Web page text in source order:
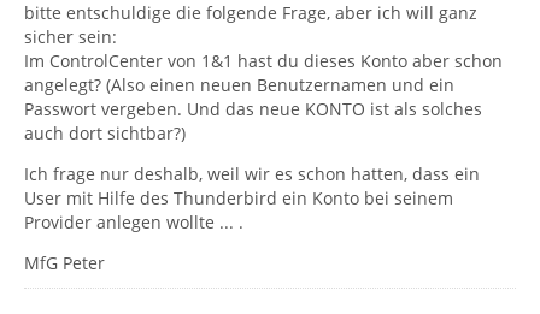
bitte entschuldige die folgende Frage, aber ich will ganz
sicher sein:
Im ControlCenter von 1&1 hast du dieses Konto aber schon
angelegt? (Also einen neuen Benutzernamen und ein
Passwort vergeben. Und das neue KONTO ist als solches
auch dort sichtbar?)
Ich frage nur deshalb, weil wir es schon hatten, dass ein
User mit Hilfe des Thunderbird ein Konto bei seinem
Provider anlegen wollte ... .
MfG Peter